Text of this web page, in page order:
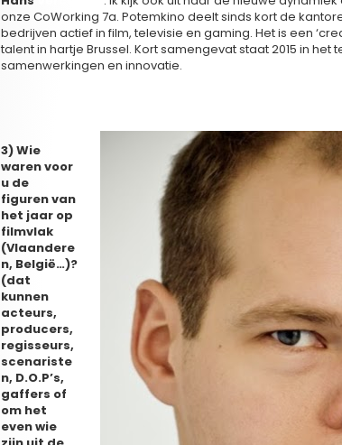
onze CoWorking 7a. Potemkino deelt sinds kort de
bedrijven actief in film, televisie en gaming. Het is een
talent in hartje Brussel. Kort samengevat staat 2015 in
samenwerkingen en innovatie.
3) Wie
waren voor
u de
figuren van
het jaar op
filmvlak
(Vlaandere
n, België…)?
(dat
kunnen
acteurs,
producers,
regisseurs,
scenariste
n, D.O.P’s,
gaffers of
om het
even wie